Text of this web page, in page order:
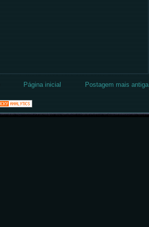
Postagem mais antiga
Página inicial